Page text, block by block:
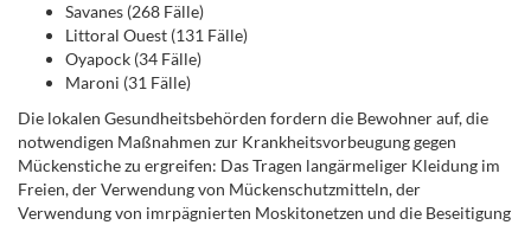
Savanes (268 Fälle)
Littoral Ouest (131 Fälle)
Oyapock (34 Fälle)
Maroni (31 Fälle)
Die lokalen Gesundheitsbehörden fordern die Bewohner auf, die
notwendigen Maßnahmen zur Krankheitsvorbeugung gegen
Mückenstiche zu ergreifen: Das Tragen langärmeliger Kleidung im
Freien, der Verwendung von Mückenschutzmitteln, der
Verwendung von imrpägnierten Moskitonetzen und die Beseitigung